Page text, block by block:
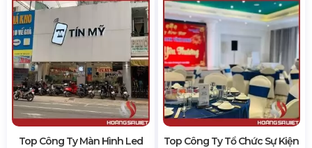
Top Công Ty Màn Hình Led
Top Công Ty Tổ Chức Sự Kiện